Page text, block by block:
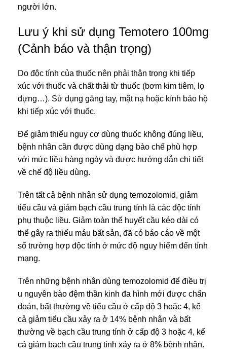
người lớn.
Lưu ý khi sử dụng Temotero 100mg
(Cảnh báo và thận trọng)
Do độc tính của thuốc nên phải thận trọng khi tiếp
xúc với thuốc và chất thải từ thuốc (bơm kim tiêm, lọ
đựng…). Sử dụng găng tay, mặt nạ hoặc kính bảo hộ
khi tiếp xúc với thuốc.
Để giảm thiểu nguy cơ dùng thuốc không đúng liều,
bệnh nhân cần được dùng dạng bào chế phù hợp
với mức liều hàng ngày và được hướng dẫn chi tiết
về chế độ liều dùng.
Trên tất cả bệnh nhân sử dụng temozolomid, giảm
tiểu cầu và giảm bạch cầu trung tính là các độc tính
phụ thuộc liều. Giảm toàn thể huyết cầu kéo dài có
thể gây ra thiếu máu bất sản, đã có báo cáo về một
số trường hợp độc tính ở mức độ nguy hiểm đến tính
mạng.
Trên những bệnh nhân dùng temozolomid để điều trị
u nguyên bào đệm thần kinh đa hình mới được chẩn
đoán, bất thường về tiểu cầu ở cấp độ 3 hoặc 4, kể
cả giảm tiểu cầu xảy ra ở 14% bệnh nhân và bất
thường về bạch cầu trung tính ở cấp độ 3 hoặc 4, kể
cả giảm bạch cầu trung tính xảy ra ở 8% bệnh nhân.